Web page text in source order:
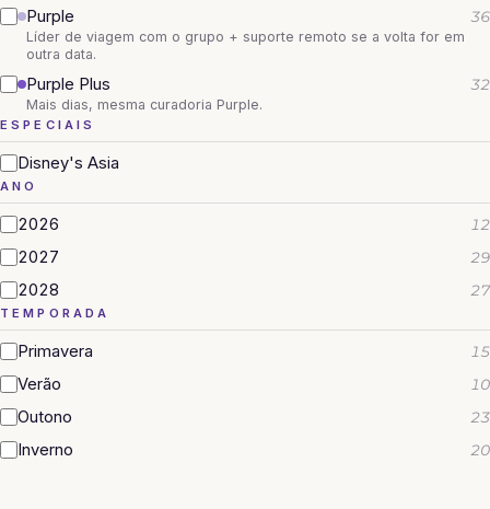
Purple 36
Líder de viagem com o grupo + suporte remoto se a volta for em
outra data.
Purple Plus 32
Mais dias, mesma curadoria Purple.
ESPECIAIS
Disney's Asia
ANO
2026 12
2027 29
2028 27
TEMPORADA
Primavera 15
Verão 10
Outono 23
Inverno 20